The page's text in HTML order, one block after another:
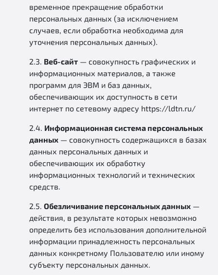
временное прекращение обработки
персональных данных (за исключением
случаев, если обработка необходима для
уточнения персональных данных).
2.3. Веб-сайт — совокупность графических и
информационных материалов, а также
программ для ЭВМ и баз данных,
обеспечивающих их доступность в сети
интернет по сетевому адресу https://ldtn.ru/
2.4. Информационная система персональных
данных — совокупность содержащихся в базах
данных персональных данных и
обеспечивающих их обработку
информационных технологий и технических
средств.
2.5. Обезличивание персональных данных —
действия, в результате которых невозможно
определить без использования дополнительной
информации принадлежность персональных
данных конкретному Пользователю или иному
субъекту персональных данных.